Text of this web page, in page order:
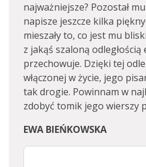
najważniejsze? Pozostał
napisze jeszcze kilka
mieszały to, co jest mu
z jakąś szaloną
przechowuje. Dzięki tej
włączonej w życie, jego
tak drogie. Powinnam w
zdobyć tomik jego wierszy
EWA BIEŃKOWSKA